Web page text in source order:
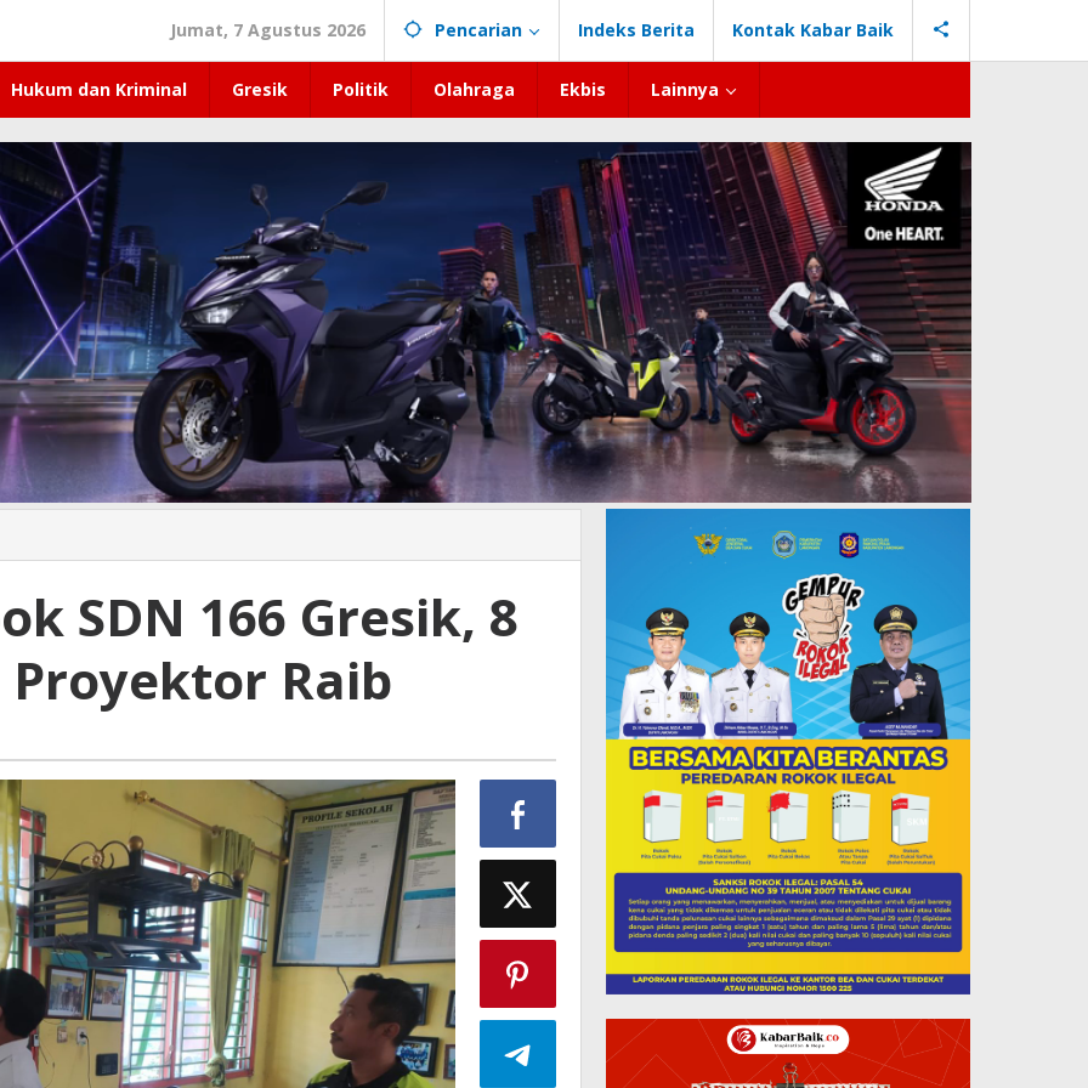
Jumat, 7 Agustus 2026 Pencarian Indeks Berita Kontak Kabar Baik
Hukum dan Kriminal Gresik Politik Olahraga Ekbis Lainnya
SDN 166 Gresik, 8
Proyektor Raib